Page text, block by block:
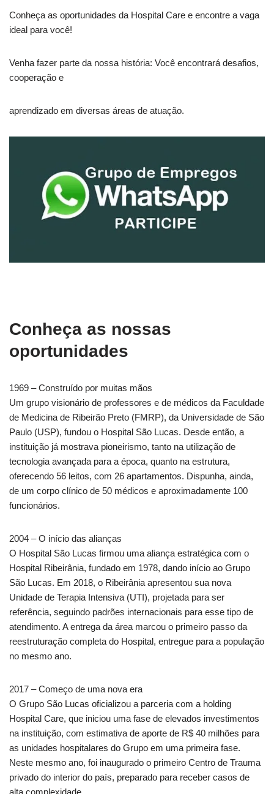
Conheça as oportunidades da Hospital Care e encontre a vaga
ideal para você!
Venha fazer parte da nossa história: Você encontrará desafios,
cooperação e
aprendizado em diversas áreas de atuação.
Conheça as nossas
oportunidades
1969 – Construído por muitas mãos
Um grupo visionário de professores e de médicos da Faculdade
de Medicina de Ribeirão Preto (FMRP), da Universidade de São
Paulo (USP), fundou o Hospital São Lucas. Desde então, a
instituição já mostrava pioneirismo, tanto na utilização de
tecnologia avançada para a época, quanto na estrutura,
oferecendo 56 leitos, com 26 apartamentos. Dispunha, ainda,
de um corpo clínico de 50 médicos e aproximadamente 100
funcionários.
2004 – O início das alianças
O Hospital São Lucas firmou uma aliança estratégica com o
Hospital Ribeirânia, fundado em 1978, dando início ao Grupo
São Lucas. Em 2018, o Ribeirânia apresentou sua nova
Unidade de Terapia Intensiva (UTI), projetada para ser
referência, seguindo padrões internacionais para esse tipo de
atendimento. A entrega da área marcou o primeiro passo da
reestruturação completa do Hospital, entregue para a população
no mesmo ano.
2017 – Começo de uma nova era
O Grupo São Lucas oficializou a parceria com a holding
Hospital Care, que iniciou uma fase de elevados investimentos
na instituição, com estimativa de aporte de R$ 40 milhões para
as unidades hospitalares do Grupo em uma primeira fase.
Neste mesmo ano, foi inaugurado o primeiro Centro de Trauma
privado do interior do país, preparado para receber casos de
alta complexidade.